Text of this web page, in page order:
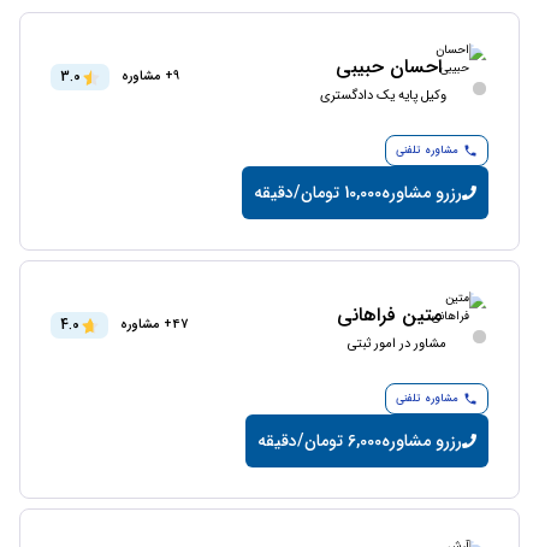
احسان حبیبی
وکیل پایه یک دادگستری
9+ مشاوره 3.0
مشاوره تلفنی
رزرو مشاوره10,000 تومان/دقیقه
متین فراهانی
مشاور در امور ثبتی
47+ مشاوره 4.0
مشاوره تلفنی
رزرو مشاوره6,000 تومان/دقیقه